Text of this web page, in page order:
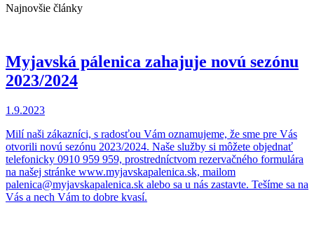
Najnovšie články
Myjavská pálenica zahajuje novú sezónu
2023/2024
1.9.2023
Milí naši zákazníci, s radosťou Vám oznamujeme, že sme pre Vás
otvorili novú sezónu 2023/2024. Naše služby si môžete objednať
telefonicky 0910 959 959, prostredníctvom rezervačného formulára
na našej stránke www.myjavskapalenica.sk, mailom
palenica@myjavskapalenica.sk alebo sa u nás zastavte. Tešíme sa na
Vás a nech Vám to dobre kvasí.